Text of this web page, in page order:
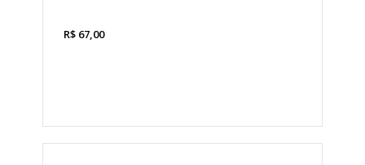
R$ 67,00